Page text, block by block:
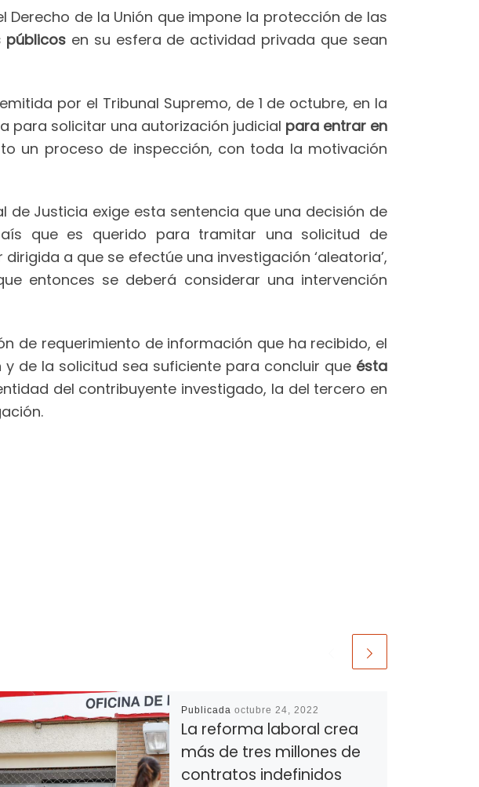
de la Unión que impone la protección de las
públicosen su esfera de actividad privada que sean
por el Tribunal Supremo, de 1 de octubre, en la
para solicitar una autorización judicial para entrar en
un proceso de inspección, con toda la motivación
de Justicia exige esta sentencia que una decisión de
que es querido para tramitar una solicitud de
a que se efectúe una investigación ‘aleatoria’,
entonces se deberá considerar una intervención
de requerimiento de información que ha recibido, el
de la solicitud sea suficiente para concluir que ésta
del contribuyente investigado, la del tercero en
Publicada octubre 24, 2022
La reforma laboral crea
más de tres millones de
contratos indefinidos